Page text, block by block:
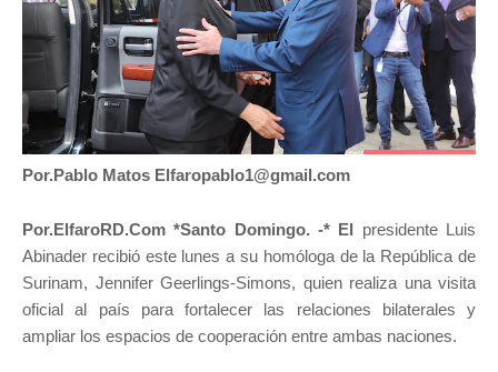
Por.Pablo Matos Elfaropablo1@gmail.com
Por.ElfaroRD.Com *Santo Domingo. -* El presidente Luis
Abinader recibió este lunes a su homóloga de la República de
Surinam, Jennifer Geerlings-Simons, quien realiza una visita
oficial al país para fortalecer las relaciones bilaterales y
ampliar los espacios de cooperación entre ambas naciones.